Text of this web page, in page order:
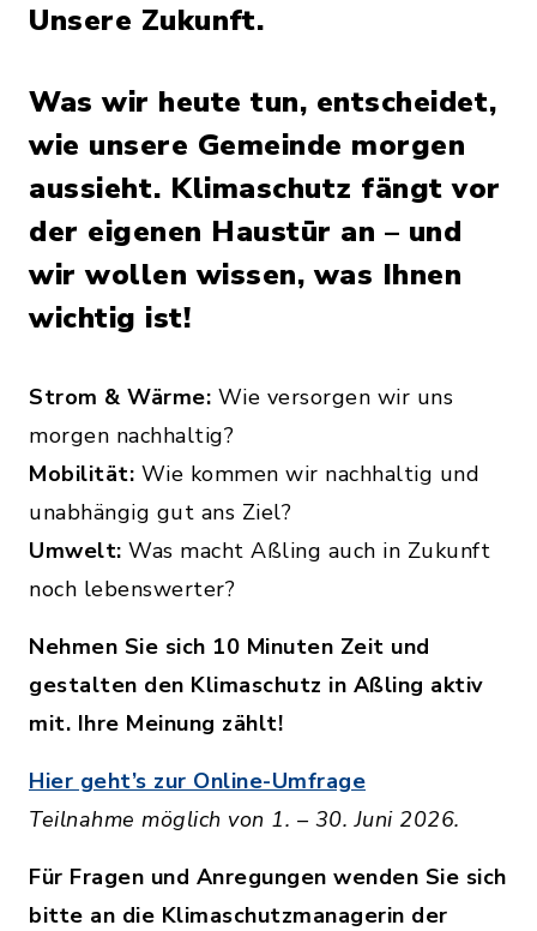
Unsere Zukunft.
Was wir heute tun, entscheidet,
wie unsere Gemeinde morgen
aussieht. Klimaschutz fängt vor
der eigenen Haustür an – und
wir wollen wissen, was Ihnen
wichtig ist!
Strom & Wärme: Wie versorgen wir uns
morgen nachhaltig?
Mobilität: Wie kommen wir nachhaltig und
unabhängig gut ans Ziel?
Umwelt: Was macht Aßling auch in Zukunft
noch lebenswerter?
Nehmen Sie sich 10 Minuten Zeit und
gestalten den Klimaschutz in Aßling aktiv
mit. Ihre Meinung zählt!
Hier geht’s zur Online-Umfrage
Teilnahme möglich von 1. – 30. Juni 2026.
Für Fragen und Anregungen wenden Sie sich
bitte an die Klimaschutzmanagerin der